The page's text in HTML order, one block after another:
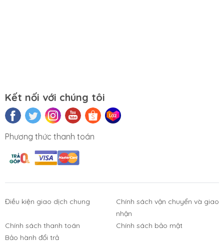
PC
Chuột, Loa, Tai
Kết nối với chúng tôi
Phương thức thanh toán
Điều kiện giao dịch chung
Chính sách vận chuyển và giao
nhận
Chính sách thanh toán
Chính sách bảo mật
Bảo hành đổi trả